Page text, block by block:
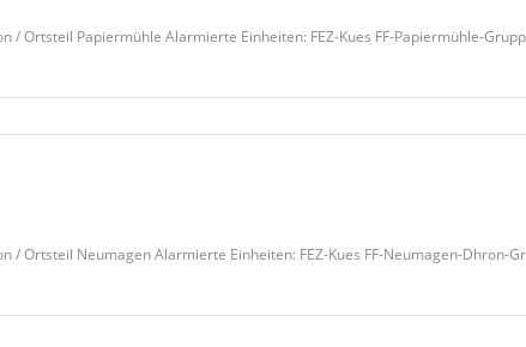
/ Ortsteil Papiermühle Alarmierte Einheiten: FEZ-Kues FF-Papiermühle-
/ Ortsteil Neumagen Alarmierte Einheiten: FEZ-Kues FF-Neumagen-Dhron-